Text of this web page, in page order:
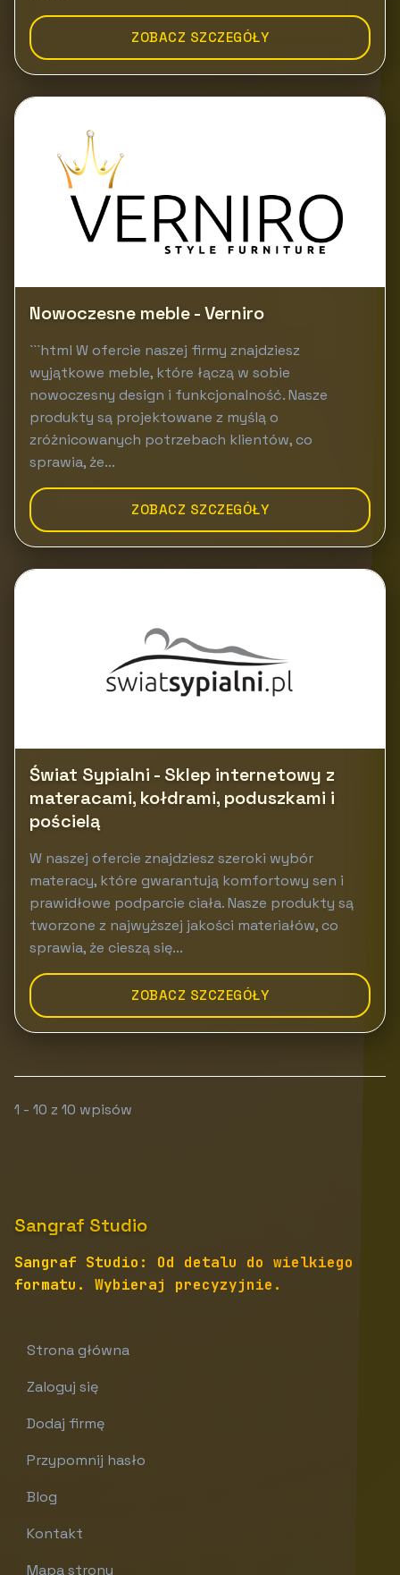
ZOBACZ SZCZEGÓŁY
Nowoczesne meble - Verniro
```html W ofercie naszej firmy znajdziesz
wyjątkowe meble, które łączą w sobie
nowoczesny design i funkcjonalność. Nasze
produkty są projektowane z myślą o
zróżnicowanych potrzebach klientów, co
sprawia, że...
ZOBACZ SZCZEGÓŁY
Świat Sypialni - Sklep internetowy z
materacami, kołdrami, poduszkami i
pościelą
W naszej ofercie znajdziesz szeroki wybór
materacy, które gwarantują komfortowy sen i
prawidłowe podparcie ciała. Nasze produkty są
tworzone z najwyższej jakości materiałów, co
sprawia, że cieszą się...
ZOBACZ SZCZEGÓŁY
1 - 10 z 10 wpisów
Sangraf Studio
Sangraf Studio: Od detalu do wielkiego
formatu. Wybieraj precyzyjnie.
Strona główna
Zaloguj się
Dodaj firmę
Przypomnij hasło
Blog
Kontakt
Mapa strony